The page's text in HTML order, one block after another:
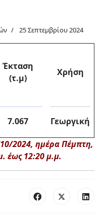
25 Σεπτεμβρίου 2024
Έκταση
(τ.μ)
Χρήση
7.067 Γεωργική
2024, ημέρα Πέμπτη,
έως 12:20 μ.μ.